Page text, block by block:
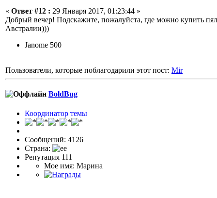
« Ответ #12 : 29 Января 2017, 01:23:44 »
Добрый вечер! Подскажите, пожалуйста, где можно купить
Австралии)))
Janome 500
Пользователи, которые поблагодарили этот пост: Mir
BoldBug
Координатор темы
Сообщений: 4126
Страна:
Репутация 111
Мое имя: Марина